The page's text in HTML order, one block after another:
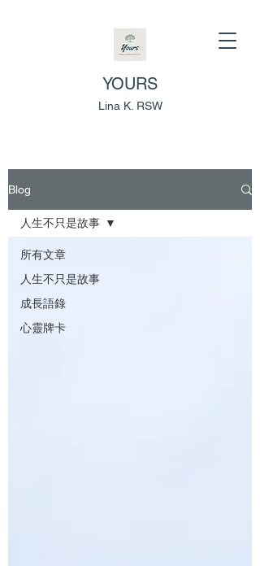
YOURS
Lina K. RSW
Blog
所有文章
人生不只是故事
成長語錄
心靈牌卡
人生不只是故事